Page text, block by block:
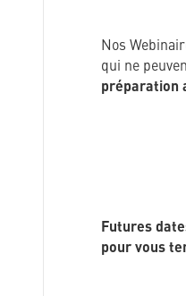
Nos
qui ne
préparation
Futures
pour vous